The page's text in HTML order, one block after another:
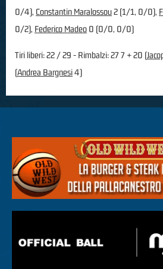
0/4), Constantin Maralossou2 (1/1, 0/0),
0/2), Federico Madeo 0 (0/0, 0/0)
Tiri liberi: 22 / 29 - Rimbalzi: 27 7 + 20 (
(Andrea Bargnesi4)